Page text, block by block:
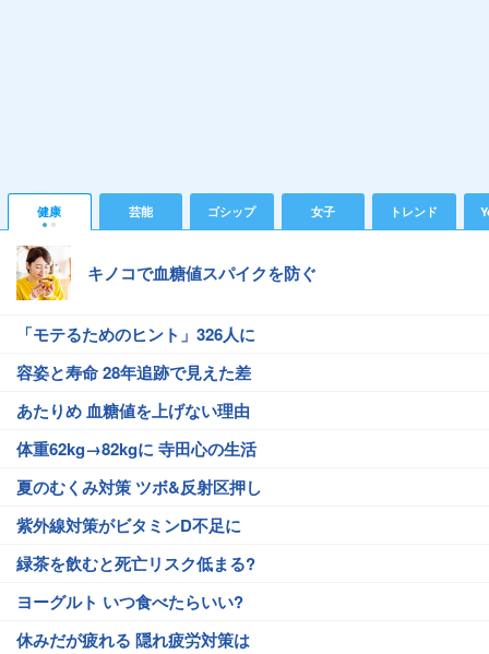
健康 芸能 ゴシップ 女子 トレンド
キノコで血糖値スパイクを防ぐ
「モテるためのヒント」326人に
容姿と寿命 28年追跡で見えた差
あたりめ 血糖値を上げない理由
体重62kg→82kgに 寺田心の生活
夏のむくみ対策 ツボ&反射区押し
紫外線対策がビタミンD不足に
緑茶を飲むと死亡リスク低まる?
ヨーグルト いつ食べたらいい?
休みだが疲れる 隠れ疲労対策は